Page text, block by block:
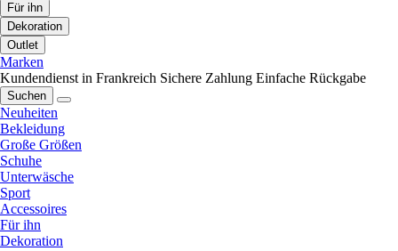
Für ihn
Dekoration
Outlet
Marken
Kundendienst in Frankreich Sichere Zahlung Einfache Rückgabe
Suchen
Neuheiten
Bekleidung
Große Größen
Schuhe
Unterwäsche
Sport
Accessoires
Für ihn
Dekoration